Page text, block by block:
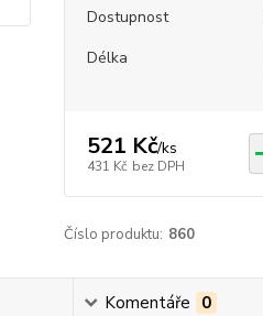
Dostupnost
Délka
521 Kč/ks
431 Kč bez DPH
Číslo produktu: 860
Komentáře 0